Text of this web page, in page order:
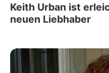
Keith Urban ist
neuen Liebhaber